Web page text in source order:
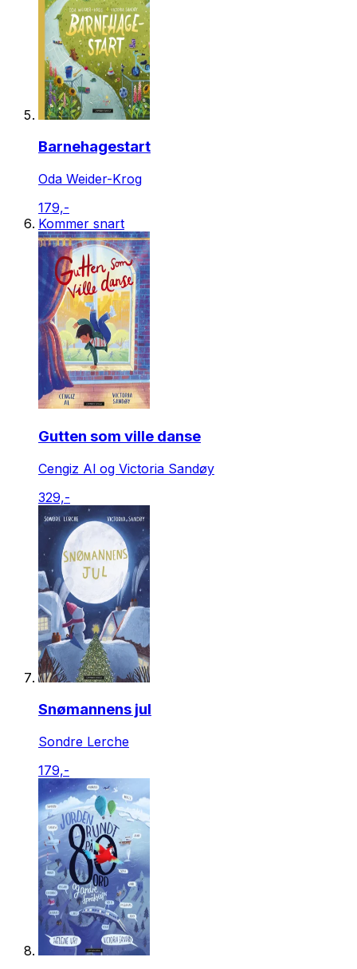
Barnehagestart
Oda Weider-Krog
179,-
Kommer snart
Gutten som ville danse
Cengiz Al og Victoria Sandøy
329,-
Snømannens jul
Sondre Lerche
179,-